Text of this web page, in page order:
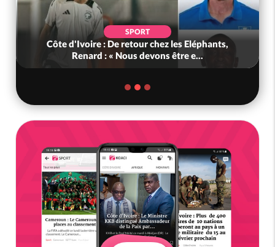
SPORT
Côte d'Ivoire : De retour chez les Eléphants,
Renard : « Nous devons être e...